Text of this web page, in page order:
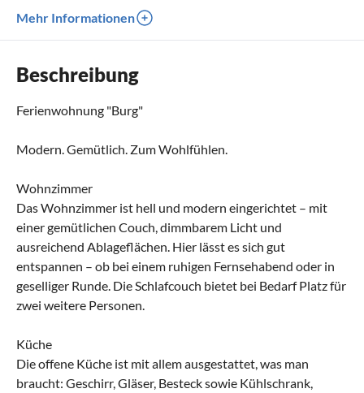
Mehr Informationen
Beschreibung
Ferienwohnung "Burg"
Modern. Gemütlich. Zum Wohlfühlen.
Wohnzimmer
Das Wohnzimmer ist hell und modern eingerichtet – mit
einer gemütlichen Couch, dimmbarem Licht und
ausreichend Ablageflächen. Hier lässt es sich gut
entspannen – ob bei einem ruhigen Fernsehabend oder in
geselliger Runde. Die Schlafcouch bietet bei Bedarf Platz für
zwei weitere Personen.
Küche
Die offene Küche ist mit allem ausgestattet, was man
braucht: Geschirr, Gläser, Besteck sowie Kühlschrank,